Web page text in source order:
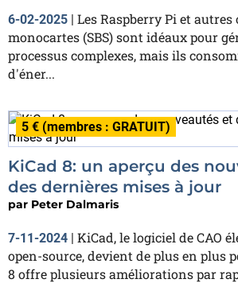
6-02-2025 | Les Raspberry Pi et
monocartes (SBS) sont idéaux pour
processus complexes, mais ils
d'éner...
5 € (membres : GRATUIT)
KiCad 8: un aperçu des
des dernières mises à jour
par Peter Dalmaris
7-11-2024 | KiCad, le logiciel de CAO
open-source, devient de plus en plus
8 offre plusieurs améliorations par